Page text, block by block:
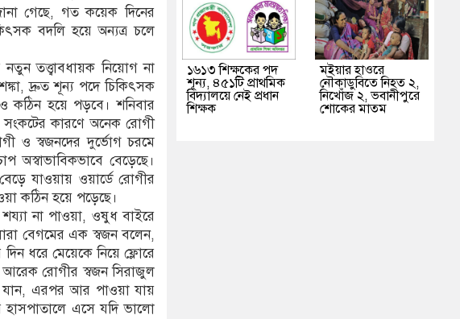
গেছে, গত কয়েক দিনের
বদলি হয়ে অন্যত্র চলে
তত্ত্বাবধায়ক নিয়োগ না
দ্রুত শূন্য পদে চিকিৎসক
কঠিন হয়ে পড়বে। শনিবার
সংকটের কারণে অনেক রোগী
ও স্বজনদের দুর্ভোগ চরমে
অস্বাভাবিকভাবে বেড়েছে।
যাওয়ায় ওয়ার্ডে রোগীর
কঠিন হয়ে পড়েছে।
না পাওয়া, ওষুধ বাইরে
বেগমের এক স্বজন বলেন,
ধরে মেয়েকে নিয়ে ফ্লোরে
আরেক রোগীর স্বজন সিরাজুল
যান, এরপর আর পাওয়া যায়
হাসপাতালে এসে যদি ভালো
১৬১৩ শিক্ষকের পদ
শূন্য, ৪৫১টি প্রাথমিক
বিদ্যালয়ে নেই প্রধান
শিক্ষক
মইয়ার হাওরে
নৌকাডুবিতে নিহত ২,
নিখোঁজ ২, ভবানীপুরে
শোকের মাতম